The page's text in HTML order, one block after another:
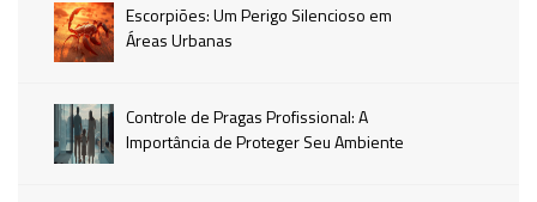
Escorpiões: Um Perigo Silencioso em
Áreas Urbanas
Controle de Pragas Profissional: A
Importância de Proteger Seu Ambiente